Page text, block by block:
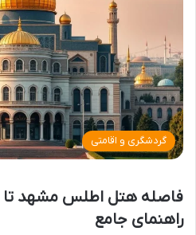
گردشگری و اقامتی
فاصله هتل اطلس مشهد تا
راهنمای جامع